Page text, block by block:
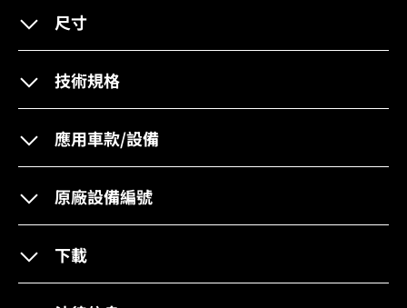
尺寸
技術規格
應用車款/設備
原廠設備編號
下載